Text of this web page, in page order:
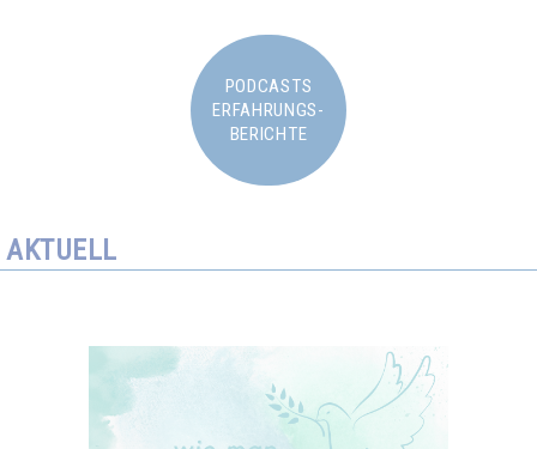
PODCASTS
ERFAHRUNGS-
BERICHTE
AKTUELL